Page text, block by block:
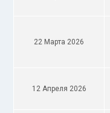
22 Марта 2026
12 Апреля 2026